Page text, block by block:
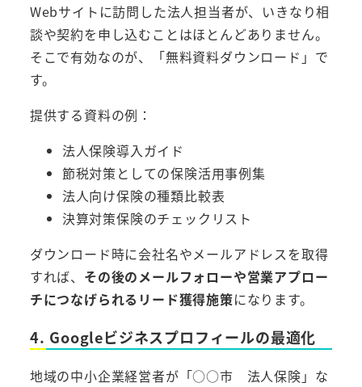
Webサイトに訪問した法人担当者が、いきなり相
談や契約を申し込むことはほとんどありません。
そこで有効なのが、「無料資料ダウンロード」で
す。
提供する資料の例：
法人保険導入ガイド
節税対策としての保険活用事例集
法人向け保険の種類比較表
決算対策保険のチェックリスト
ダウンロード時に会社名やメールアドレスを取得
すれば、 その後のメールフォローや営業アプロー
チにつなげられるリード獲得施策になります。
4. Googleビジネスプロフィールの最適化
地域の中小企業経営者が「○○市 法人保険」な